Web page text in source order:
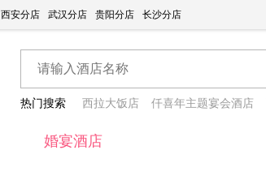
西安分店 武汉分店 贵阳分店 长沙分店
热门搜索 西拉大饭店 仟喜年主题宴会酒店
婚宴酒店